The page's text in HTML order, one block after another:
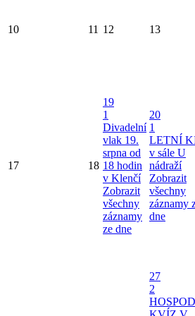
10 11 12 13
17 18
19
1
Divadelní
vlak 19.
srpna od
18 hodin
v Klenčí
Zobrazit
všechny
záznamy
ze dne
20
1
LETNÍ
v sále U
nádraží
Zobrazit
všechny
záznamy
dne
27
2